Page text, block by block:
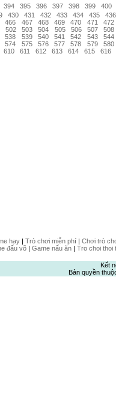
394 395 396 397 398 399
400
430 431 432 433 434 435
436
466 467 468 469 470 471
472
502 503 504 505 506 507
508
538 539 540 541 542 543
544
574 575 576 577 578 579
580
610 611 612 613 614 615 616
hay| Trò chơi miễn phí| Chơi trò
đấu võ| Game nấu ăn| Tro choi thoi
Kết
Bản quyền